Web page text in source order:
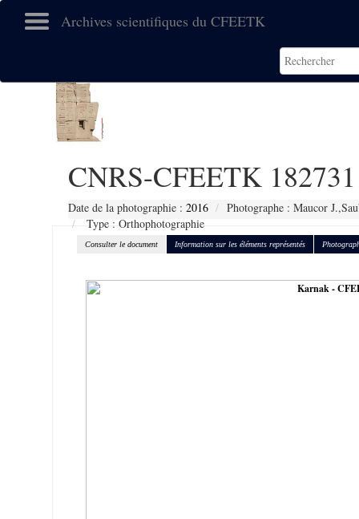
Archives scientifiques du CFEETK
CNRS-CFEETK 182731
Date de la photographie : 2016
Photographe : Maucor
Type : Orthophotographie
Consulter le document Information sur les éléments représentés